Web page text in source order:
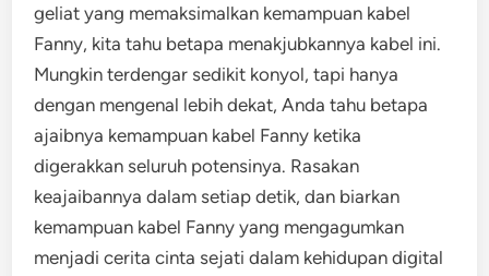
geliat yang memaksimalkan kemampuan kabel
Fanny, kita tahu betapa menakjubkannya kabel ini.
Mungkin terdengar sedikit konyol, tapi hanya
dengan mengenal lebih dekat, Anda tahu betapa
ajaibnya kemampuan kabel Fanny ketika
digerakkan seluruh potensinya. Rasakan
keajaibannya dalam setiap detik, dan biarkan
kemampuan kabel Fanny yang mengagumkan
menjadi cerita cinta sejati dalam kehidupan digital